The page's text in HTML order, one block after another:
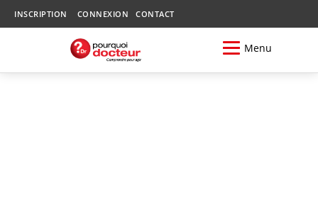
INSCRIPTION CONNEXION CONTACT
Menu